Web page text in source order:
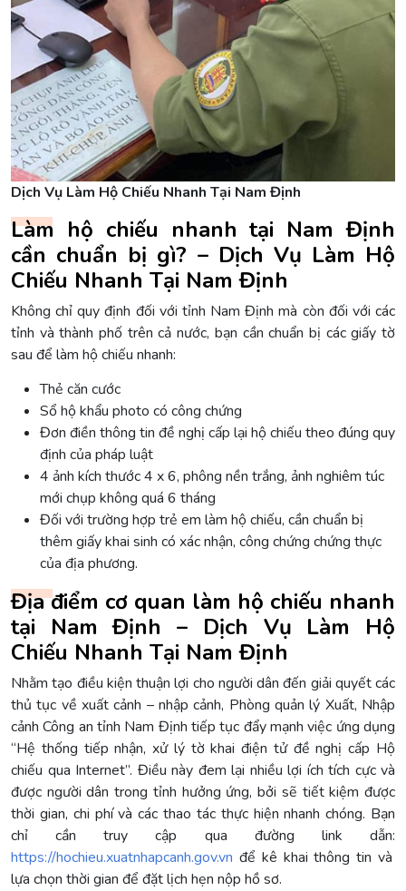
Dịch Vụ Làm Hộ Chiếu Nhanh Tại Nam Định
Làm hộ chiếu nhanh tại Nam Định
cần chuẩn bị gì? – Dịch Vụ Làm Hộ
Chiếu Nhanh Tại Nam Định
Không chỉ quy định đối với tỉnh Nam Định mà còn đối với các
tỉnh và thành phố trên cả nước, bạn cần chuẩn bị các giấy tờ
sau để làm hộ chiếu nhanh:
Thẻ căn cước
Sổ hộ khẩu photo có công chứng
Đơn điền thông tin đề nghị cấp lại hộ chiếu theo đúng quy
định của pháp luật
4 ảnh kích thước 4 x 6, phông nền trắng, ảnh nghiêm túc
mới chụp không quá 6 tháng
Đối với trường hợp trẻ em làm hộ chiếu, cần chuẩn bị
thêm giấy khai sinh có xác nhận, công chứng chứng thực
của địa phương.
Địa điểm cơ quan làm hộ chiếu nhanh
tại Nam Định – Dịch Vụ Làm Hộ
Chiếu Nhanh Tại Nam Định
Nhằm tạo điều kiện thuận lợi cho người dân đến giải quyết các
thủ tục về xuất cảnh – nhập cảnh, Phòng quản lý Xuất, Nhập
cảnh Công an tỉnh Nam Định tiếp tục đẩy mạnh việc ứng dụng
“Hệ thống tiếp nhận, xử lý tờ khai điện tử đề nghị cấp Hộ
chiếu qua Internet”. Điều này đem lại nhiều lợi ích tích cực và
được người dân trong tỉnh hưởng ứng, bởi sẽ tiết kiệm được
thời gian, chi phí và các thao tác thực hiện nhanh chóng. Bạn
chỉ cần truy cập qua đường link dẫn:
https://hochieu.xuatnhapcanh.gov.vn để kê khai thông tin và
lựa chọn thời gian để đặt lịch hẹn nộp hồ sơ.